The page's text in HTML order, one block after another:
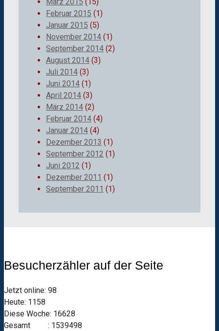
Februar 2015 (1)
Januar 2015 (5)
November 2014 (1)
September 2014 (2)
August 2014 (3)
Juli 2014 (3)
Juni 2014 (1)
April 2014 (3)
März 2014 (2)
Februar 2014 (4)
Januar 2014 (4)
Dezember 2013 (1)
September 2012 (1)
Juni 2012 (1)
Dezember 2011 (1)
September 2011 (1)
Besucherzähler auf der Seite
Jetzt online: 98
Heute: 1158
Diese Woche: 16628
Gesamt : 1539498